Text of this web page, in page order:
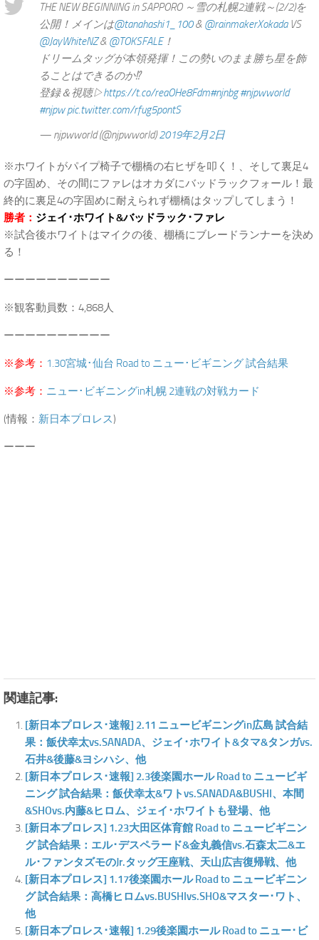
THE NEW BEGINNING in SAPPORO ～雪の札幌2連戦～(2/2)を
公開！メインは@tanahashi1_100& @rainmakerXokadaVS
@JayWhiteNZ& @TOKSFALE！
ドリームタッグが本領発揮！この勢いのまま勝ち星を飾
ることはできるのか⁉︎
登録＆視聴▷https://t.co/reaOHe8Fdm#njnbg #njpwworld
#njpw pic.twitter.com/rfug5pontS
— njpwworld (@njpwworld)2019年2月2日
※ホワイトがパイプ椅子で棚橋の右ヒザを叩く！、そして裏足4
の字固め、その間にファレはオカダにバッドラックフォール！最
終的に裏足4の字固めに耐えられず棚橋はタップしてしまう！
勝者： ジェイ･ホワイト&バッドラック･ファレ
※試合後ホワイトはマイクの後、棚橋にブレードランナーを決め
る！
ーーーーーーーーーー
※観客動員数：4,868人
ーーーーーーーーーー
※参考： 1.30宮城･仙台 Road to ニュー･ビギニング 試合結果
※参考： ニュー･ビギニングin札幌 2連戦の対戦カード
(情報： 新日本プロレス)
ーーー
関連記事:
[新日本プロレス･速報] 2.11 ニュービギニングin広島 試合結
果：飯伏幸太vs.SANADA、ジェイ･ホワイト&タマ&タンガvs.
石井&後藤&ヨシハシ、他
[新日本プロレス･速報] 2.3後楽園ホール Road to ニュービギ
ニング 試合結果：飯伏幸太&ワトvs.SANADA&BUSHI、本間
&SHOvs.内藤&ヒロム、ジェイ･ホワイトも登場、他
[新日本プロレス] 1.23大田区体育館 Road to ニュービギニン
グ 試合結果：エル･デスペラード&金丸義信vs.石森太二&エ
ル･ファンタズモのJr.タッグ王座戦、天山広吉復帰戦、他
[新日本プロレス] 1.17後楽園ホール Road to ニュービギニン
グ 試合結果：高橋ヒロムvs.BUSHIvs.SHO&マスター･ワト、
他
[新日本プロレス･速報] 1.29後楽園ホール Road to ニュー･ビ